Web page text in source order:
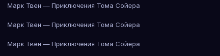
Марк Твен — Приключения Тома Сойера
Марк Твен — Приключения Тома Сойера
Марк Твен — Приключения Тома Сойера